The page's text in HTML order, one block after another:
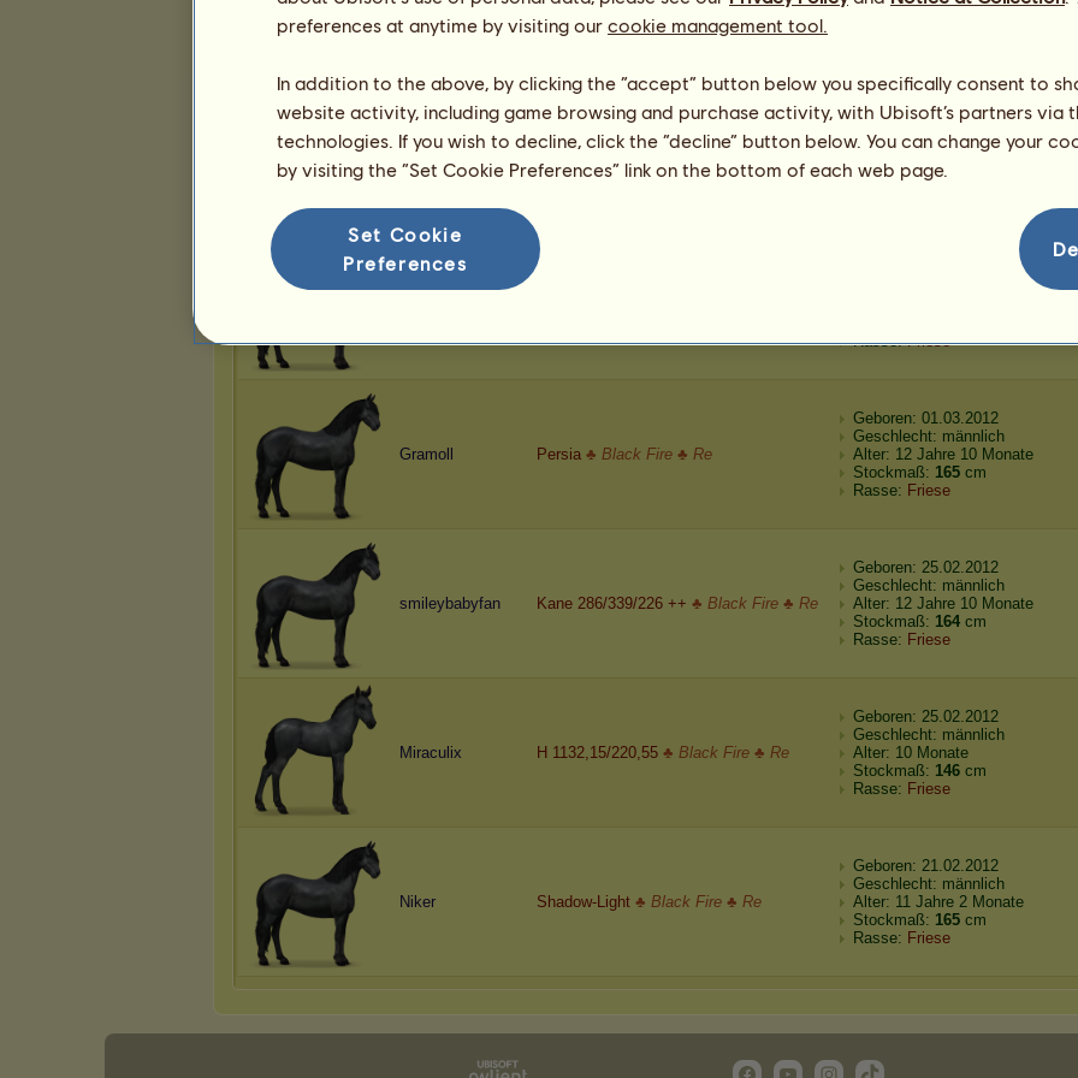
alexa.h D anielo ♣Rêves noir♣ Re
Alter: 9 Jahre
stall Orion
Geboren: 07.03.2012
Geschlecht: männlich
Alter: 13 Jahre 8 Monate
Stockmaß:165
Rasse:Friese
Gramoll Persia ♣ Black Fire ♣ Re
Geboren: 01.03.2012
Geschlecht: männlich
Alter: 12 Jahre 10 Monate
Stockmaß: 165 cm
Rasse: Friese
smileybabyfan Kane 286/339/226 ++ ♣ Black Fire ♣ Re
Geboren: 25.02.2012
Geschlecht: männlich
Alter: 12 Jahre 10 Monate
Stockmaß: 164 cm
Rasse: Friese
Miraculix H 1132,15/220,55 ♣ Black Fire ♣ Re
Geboren: 25.02.2012
Geschlecht: männlich
Alter: 10 Monate
Stockmaß: 146 cm
Rasse: Friese
Niker Shadow-Light ♣ Black Fire ♣ Re
Geboren: 21.02.2012
Geschlecht: männlich
Alter: 11 Jahre 2 Monate
Stockmaß: 165 cm
Rasse: Friese
preferences at anytime by visiting our cookie management tool.
In addition to the above, by clicking the “accept” button below you specifically consent to
website activity, including game browsing and purchase activity, with Ubisoft’s partners via
technologies. If you wish to decline, click the “decline” button below. You can change your
by visiting the “Set Cookie Preferences” link on the bottom of each web page.
Set Cookie
Preferences